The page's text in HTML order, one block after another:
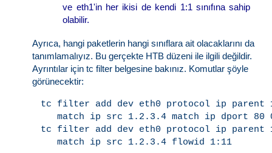
ve eth1'in her ikisi de kendi 1:1 sınıfına sahip
olabilir.
Ayrıca, hangi paketlerin hangi sınıflara ait olacaklarını da
tanımlamalıyız. Bu gerçekte HTB düzeni ile ilgili değildir.
Ayrıntılar için tc filter belgesine bakınız. Komutlar şöyle
görünecektir:
tc filter add dev eth0 protocol ip parent
match ip src 1.2.3.4 match ip dport 80
tc filter add dev eth0 protocol ip parent